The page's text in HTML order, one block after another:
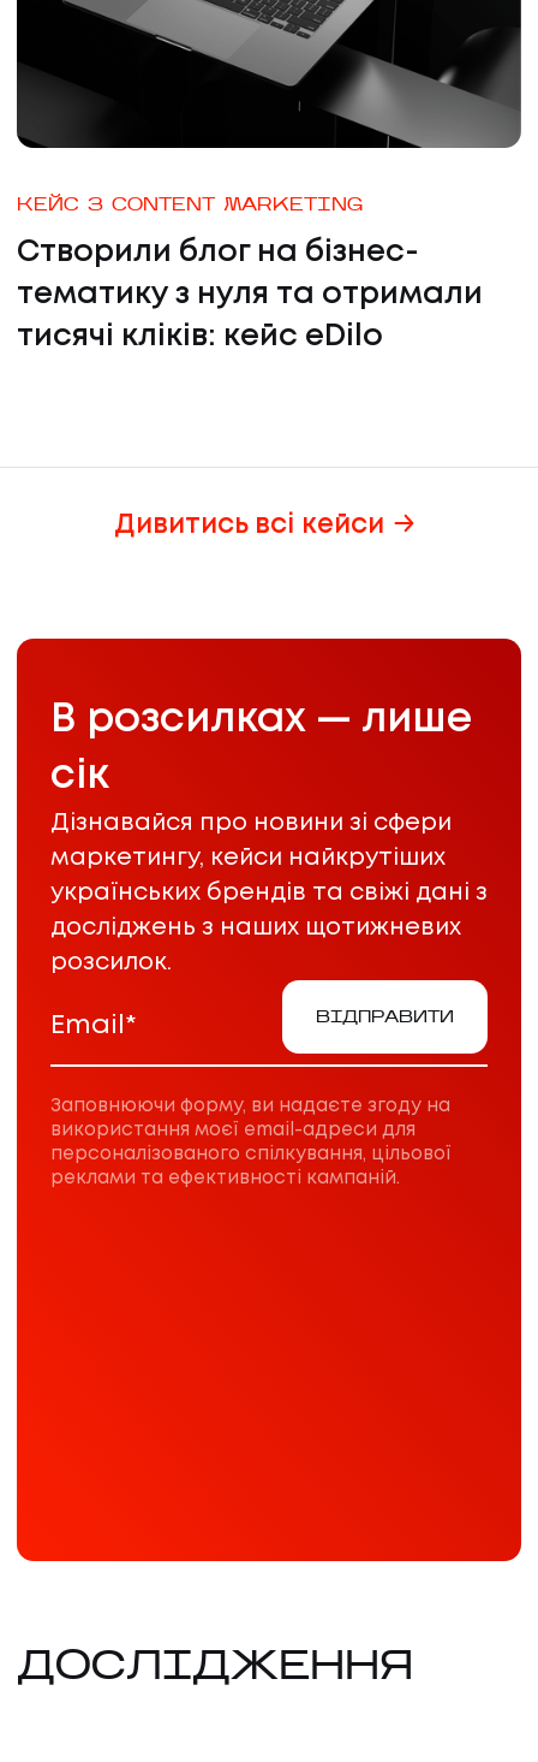
КЕЙС З CONTENT MARKETING
Створили блог на бізнес-
тематику з нуля та отримали
тисячі кліків: кейс eDilo
Дивитись всі кейси
В розсилках — лише
сік
Дізнавайся про новини зі сфери
маркетингу, кейси найкрутіших
українських брендів та свіжі дані з
досліджень з наших щотижневих
розсилок.
Email* ВІДПРАВИТИ
Заповнюючи форму, ви надаєте згоду на
використання моєї email-адреси для
персоналізованого спілкування, цільової
реклами та ефективності кампаній.
ДОСЛІДЖЕННЯ